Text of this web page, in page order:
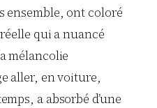
ensemble, ont coloré
qui a nuancé
mélancolie
aller, en voiture,
a absorbé d’une